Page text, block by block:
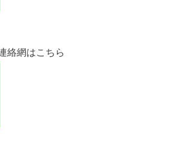
絡網はこちら